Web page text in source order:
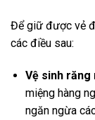
Để giữ được vẻ
các điều sau:
Vệ sinh răng
miệng hàng
ngăn ngừa